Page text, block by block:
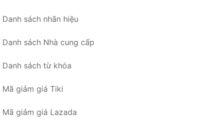
Danh sách nhãn hiệu
Danh sách Nhà cung cấp
Danh sách từ khóa
Mã giảm giá Tiki
Mã giảm giá Lazada